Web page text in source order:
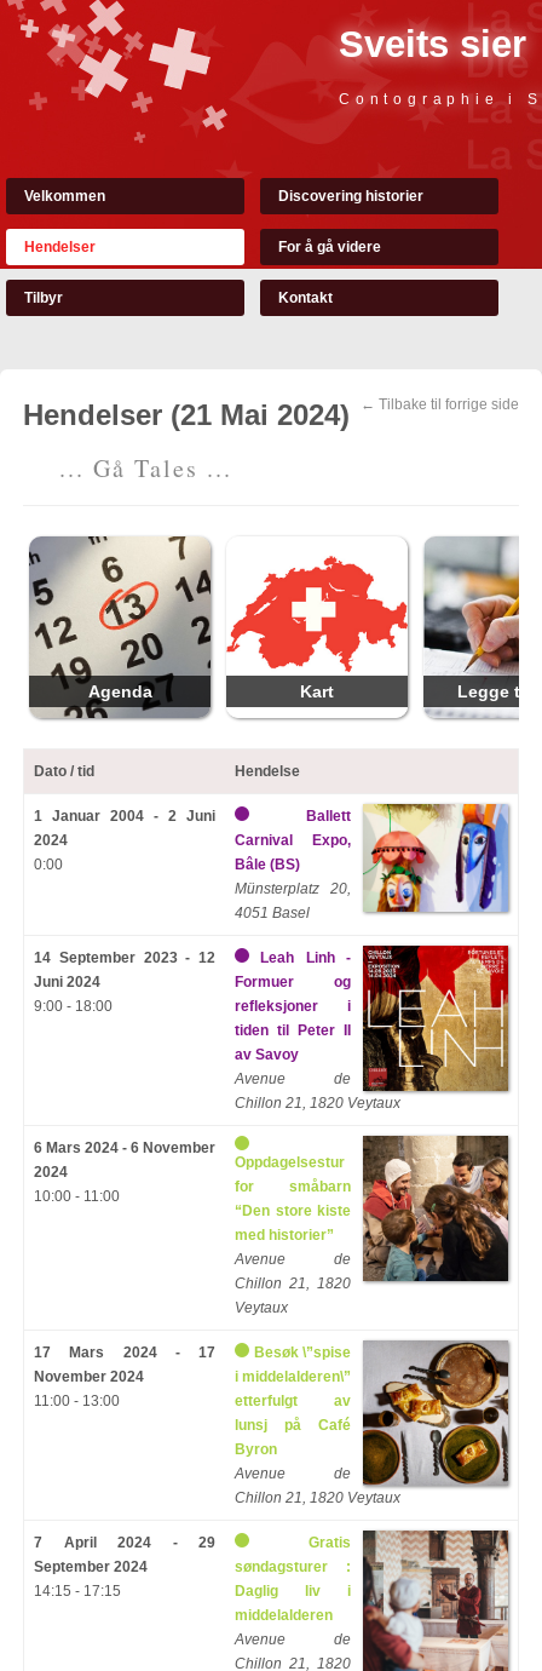
Sveits sier
Contographie i
Velkommen Discovering historier
Hendelser For å gå videre
Tilbyr Kontakt
← Tilbake til forrige side
Hendelser (21 Mai 2024)
... Gå Tales ...
Agenda Kart Legge til
Dato / tid Hendelse
1 Januar 2004 - 2 Juni
2024
0:00
Ballett
Carnival Expo,
Bâle (BS)
Münsterplatz 20,
4051 Basel
14 September 2023 - 12
Juni 2024
9:00 - 18:00
Leah Linh -
Formuer og
refleksjoner i
tiden til Peter II
av Savoy
Avenue de
Chillon 21, 1820 Veytaux
6 Mars 2024 - 6 November
2024
10:00 - 11:00
Oppdagelsestur
for småbarn
“Den store kiste
med historier”
Avenue de
Chillon 21, 1820
Veytaux
17 Mars 2024 - 17
November 2024
11:00 - 13:00
Besøk \”spise
i middelalderen\”
etterfulgt av
lunsj på Café
Byron
Avenue de
Chillon 21, 1820 Veytaux
7 April 2024 - 29
September 2024
14:15 - 17:15
Gratis
søndagsturer :
Daglig liv i
middelalderen
Avenue de
Chillon 21, 1820